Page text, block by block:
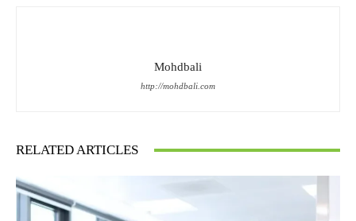
Mohdbali
http://mohdbali.com
RELATED ARTICLES